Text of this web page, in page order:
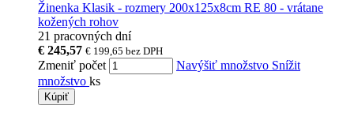
Žinenka Klasik - rozmery 200x125x8cm RE 80 - vrátane
kožených rohov
21 pracovných dní
€ 245,57 € 199,65 bez DPH
Zmeniť počet Navýšiť množstvo Snížit
množstvo ks
Kúpiť